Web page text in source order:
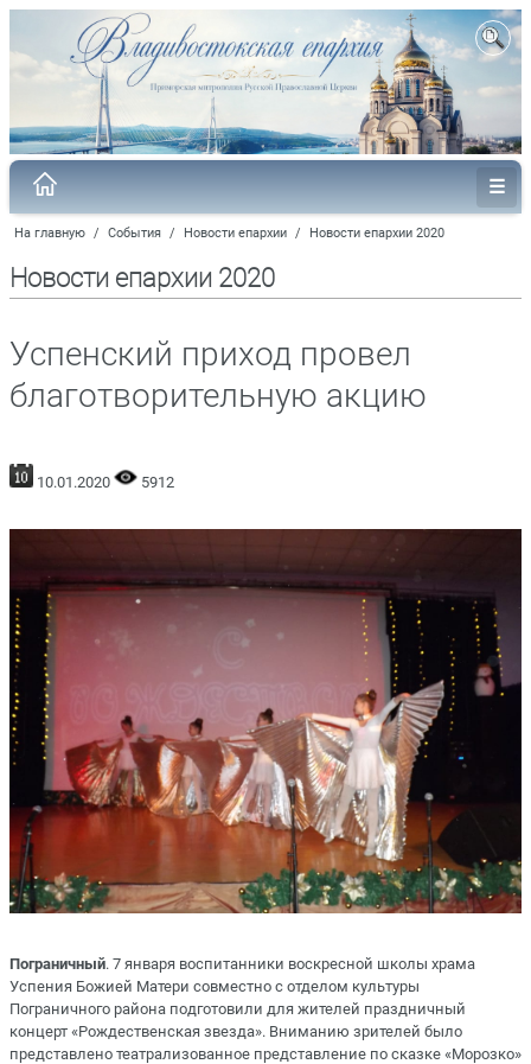
На главную / События / Новости епархии / Новости епархии 2020
Новости епархии 2020
Успенский приход провел
благотворительную акцию
10.01.2020 5912
Пограничный. 7 января воспитанники воскресной школы храма
Успения Божией Матери совместно с отделом культуры
Пограничного района подготовили для жителей праздничный
концерт «Рождественская звезда». Вниманию зрителей было
представлено театрализованное представление по сказке «Морозко»